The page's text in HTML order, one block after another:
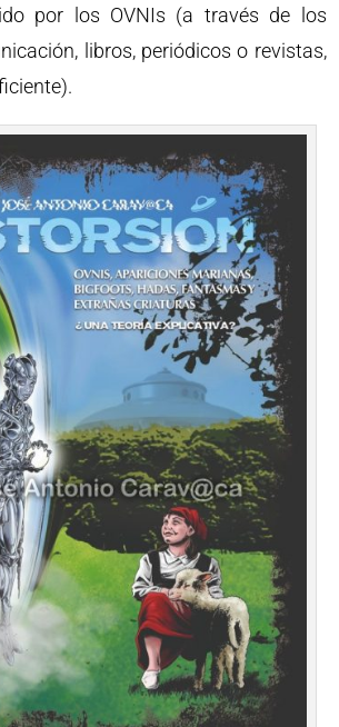
por los OVNIs (a través de los
libros, periódicos o revistas,